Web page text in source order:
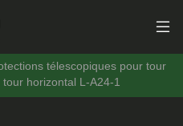
télescopiques pour tour
horizontal L-A24-1